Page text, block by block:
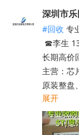
深圳市
#回收 专
☎李生
长期高价
主营：芯
原装整盘
工厂清仓
专业人员
展开